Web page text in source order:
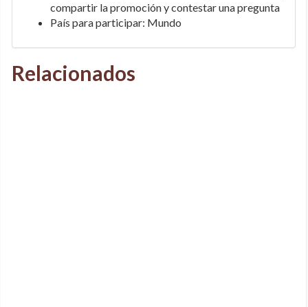
compartir la promoción y contestar una pregunta
País para participar: Mundo
Relacionados